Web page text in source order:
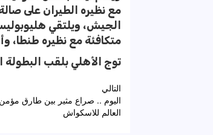
مع نظيره الطيران على
الجيش، ويلتقي
متكافئة مع نظيره طنطا،
توج الأهلي بلقب
تصفّح
المقالات
التالي
اليوم .. صراع مثير بين طارق
العالم للاسكواش